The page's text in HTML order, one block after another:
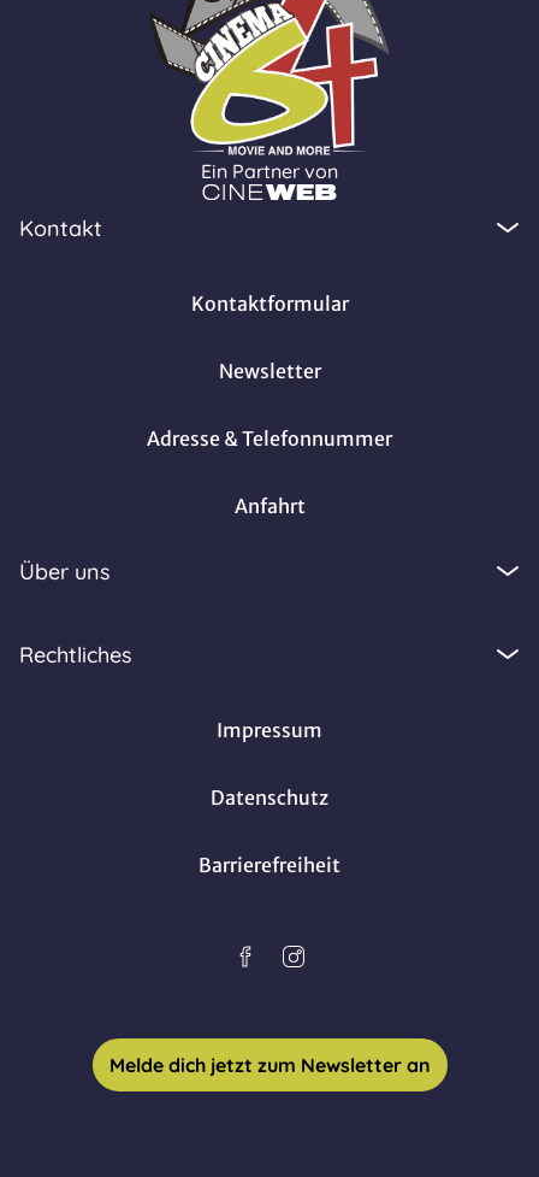
Ein Partner von
Kontakt
Kontaktformular
Newsletter
Adresse & Telefonnummer
Anfahrt
Über uns
Rechtliches
Impressum
Datenschutz
Barrierefreiheit
Melde dich jetzt zum Newsletter an